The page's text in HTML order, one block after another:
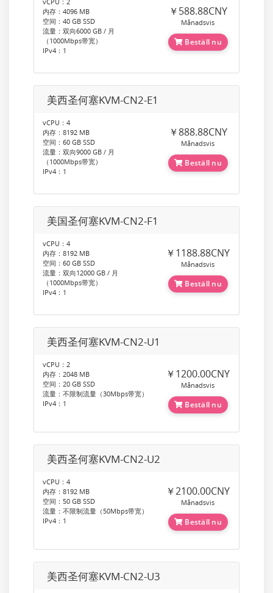
内存：4096 MB
空间：40 GB SSD
流量：双向6000 GB / 月
（1000Mbps带宽）
IPv4：1
￥588.88CNY
Månadsvis
Beställ nu
美西圣何塞KVM-CN2-E1
vCPU：4
内存：8192 MB
空间：60 GB SSD
流量：双向9000 GB / 月
（1000Mbps带宽）
IPv4：1
￥888.88CNY
Månadsvis
Beställ nu
美国圣何塞KVM-CN2-F1
vCPU：4
内存：8192 MB
空间：60 GB SSD
流量：双向12000 GB / 月
（1000Mbps带宽）
IPv4：1
￥1188.88CNY
Månadsvis
Beställ nu
美西圣何塞KVM-CN2-U1
vCPU：2
内存：2048 MB
空间：20 GB SSD
流量：不限制流量（30Mbps带宽）
IPv4：1
￥1200.00CNY
Månadsvis
Beställ nu
美西圣何塞KVM-CN2-U2
vCPU：4
内存：8192 MB
空间：50 GB SSD
流量：不限制流量（50Mbps带宽）
IPv4：1
￥2100.00CNY
Månadsvis
Beställ nu
美西圣何塞KVM-CN2-U3